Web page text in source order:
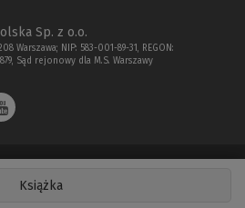
Książka
Sp. z o.o.
Warszawa; NIP: 583-001-89-31, REGON:
Sąd rejonowy dla M.S. Warszawy